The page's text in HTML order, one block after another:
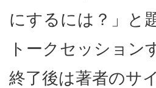
にするには？」と
トークセッション
終了後は著者のサ